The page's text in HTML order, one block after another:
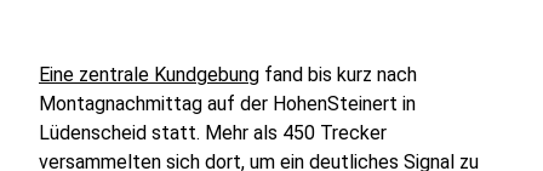
Eine zentrale Kundgebung fand bis kurz nach
Montagnachmittag auf der HohenSteinert in
Lüdenscheid statt. Mehr als 450 Trecker
versammelten sich dort, um ein deutliches Signal zu